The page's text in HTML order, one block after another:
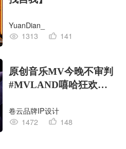
YuanDian_
1313
141
原创音乐MV今晚不审判
#MVLAND嘻哈狂欢派
卷云品牌IP设计
1472
148